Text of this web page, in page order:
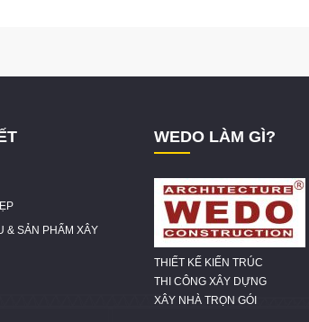
& SẢN PHẨM XÂY
WEDO LÀM GÌ?
THIẾT KẾ KIẾN TRÚC
THI CÔNG XÂY DỰNG
XÂY NHÀ TRỌN GÓI